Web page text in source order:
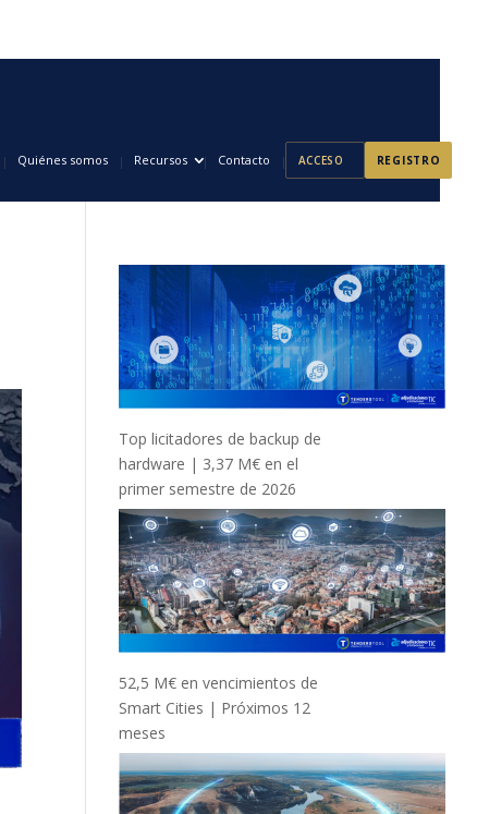
Quiénes somos Recursos Contacto ACCESO REGISTRO
Top licitadores de backup de
hardware | 3,37 M€ en el
primer semestre de 2026
52,5 M€ en vencimientos de
Smart Cities | Próximos 12
meses